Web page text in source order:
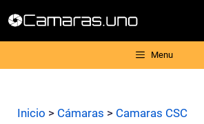
Menu
Inicio > Cámaras > Camaras CSC